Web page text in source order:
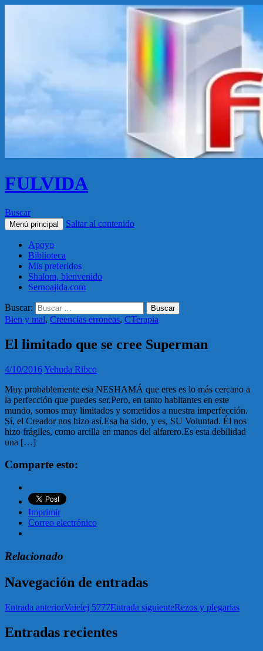
FULVIDA
Buscar
Menú principal Saltar al contenido
Apoyo
Biblioteca
Mis preferidos
Shalom, bienvenido
Sernoajida.com
Buscar:
Bien y mal, Creencias erroneas, CTerapia
El limitado que se cree Superman
4/10/2016Yehuda Ribco
Muy probablemente esa NESHAMÁ que eres es lo más cercano a
la perfección que puedes ser.Pero, en tanto habitantes en este
mundo, somos muy limitados y sometidos a nuestra imperfección.
Sí, el Creador nos hizo así.Esa ha sido, y es, SU Voluntad. Él nos
hizo frágiles, como arcilla en manos del alfarero.Es esta debilidad
una […]
Comparte esto:
Imprimir
Correo electrónico
Relacionado
Navegación de entradas
Entrada anteriorVaielej 5777Entrada siguienteRezos y plegarias
Entradas recientes